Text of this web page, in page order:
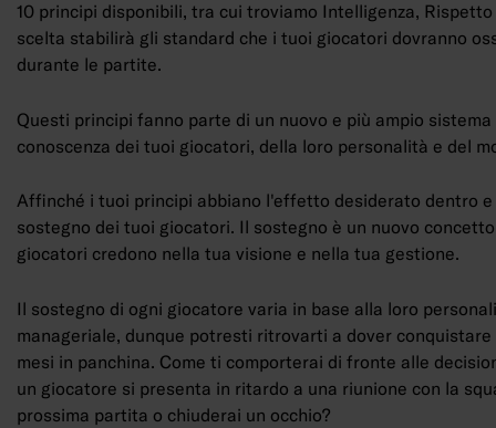
10 principi disponibili, tra cui troviamo Intelligenza,
scelta stabilirà gli standard che i tuoi giocatori dovranno
durante le partite.
Questi principi fanno parte di un nuovo e più ampio
conoscenza dei tuoi giocatori, della loro personalità e del
Affinché i tuoi principi abbiano l'effetto desiderato dentro
sostegno dei tuoi giocatori. Il sostegno è un nuovo
giocatori credono nella tua visione e nella tua gestione.
Il sostegno di ogni giocatore varia in base alla loro
manageriale, dunque potresti ritrovarti a dover
mesi in panchina. Come ti comporterai di fronte alle
un giocatore si presenta in ritardo a una riunione con la
prossima partita o chiuderai un occhio?